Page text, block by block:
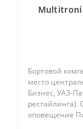
Бортовой
место
Бизнес, УАЗ-
рестайлинга).
оповещение